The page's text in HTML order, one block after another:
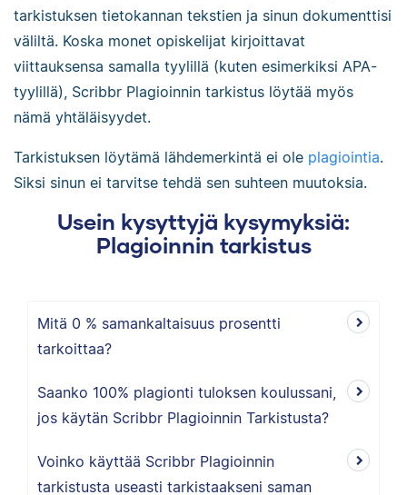
tarkistuksen tietokannan tekstien ja sinun dokumenttisi
väliltä. Koska monet opiskelijat kirjoittavat
viittauksensa samalla tyylillä (kuten esimerkiksi APA-
tyylillä), Scribbr Plagioinnin tarkistus löytää myös
nämä yhtäläisyydet.
Tarkistuksen löytämä lähdemerkintä ei ole plagiointia.
Siksi sinun ei tarvitse tehdä sen suhteen muutoksia.
Usein kysyttyjä kysymyksiä:
Plagioinnin tarkistus
Mitä 0 % samankaltaisuus prosentti
tarkoittaa?
Saanko 100% plagionti tuloksen koulussani,
jos käytän Scribbr Plagioinnin Tarkistusta?
Voinko käyttää Scribbr Plagioinnin
tarkistusta useasti tarkistaakseni saman